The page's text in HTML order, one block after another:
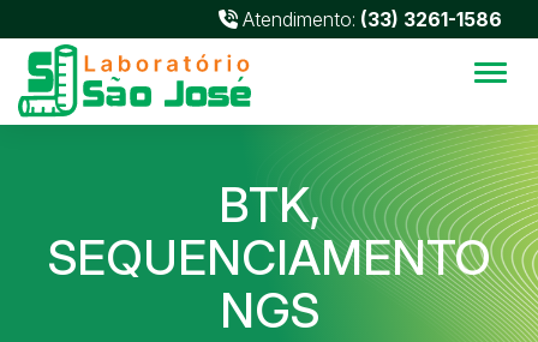
Atendimento: (33) 3261-1586
BTK,
SEQUENCIAMENTO
NGS